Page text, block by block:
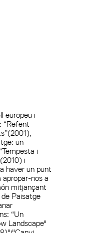
europeu i
“Refent
un
i
i
haver un punt
apropar-nos a
mitjançant
Paisatge
“Un
Landscape"